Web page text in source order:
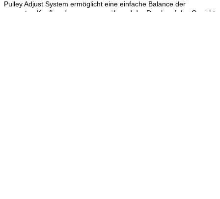
Pulley Adjust System ermöglicht eine einfache Balance der
gesamten Kopfbandanpassung, während der Druck auf das Gesicht